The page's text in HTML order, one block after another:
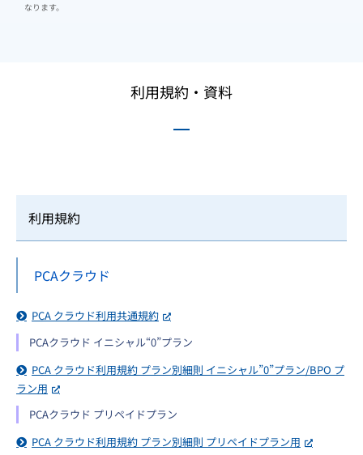
なります。
利用規約・資料
利用規約
PCAクラウド
PCA クラウド利用共通規約
PCAクラウド イニシャル“0”プラン
PCA クラウド利用規約 プラン別細則 イニシャル”0”プラン/BPO プ
ラン用
PCAクラウド プリペイドプラン
PCA クラウド利用規約 プラン別細則 プリペイドプラン用